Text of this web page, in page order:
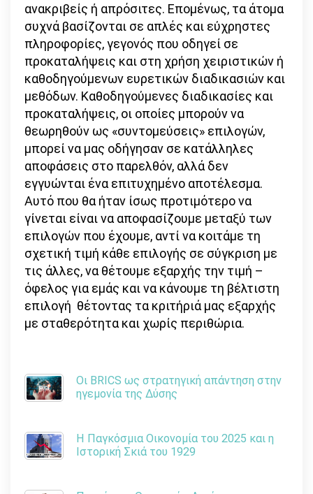
ανακριβείς ή απρόσιτες. Επομένως, τα άτομα
συχνά βασίζονται σε απλές και εύχρηστες
πληροφορίες, γεγονός που οδηγεί σε
προκαταλήψεις και στη χρήση χειριστικών ή
καθοδηγούμενων ευρετικών διαδικασιών και
μεθόδων. Καθοδηγούμενες διαδικασίες και
προκαταλήψεις, οι οποίες μπορούν να
θεωρηθούν ως «συντομεύσεις» επιλογών,
μπορεί να μας οδήγησαν σε κατάλληλες
αποφάσεις στο παρελθόν, αλλά δεν
εγγυώνται ένα επιτυχημένο αποτέλεσμα.
Αυτό που θα ήταν ίσως προτιμότερο να
γίνεται είναι να αποφασίζουμε μεταξύ των
επιλογών που έχουμε, αντί να κοιτάμε τη
σχετική τιμή κάθε επιλογής σε σύγκριση με
τις άλλες, να θέτουμε εξαρχής την τιμή –
όφελος για εμάς και να κάνουμε τη βέλτιστη
επιλογή θέτοντας τα κριτήριά μας εξαρχής
με σταθερότητα και χωρίς περιθώρια.
Οι BRICS ως στρατηγική απάντηση στην
ηγεμονία της Δύσης
Η Παγκόσμια Οικονομία του 2025 και η
Ιστορική Σκιά του 1929